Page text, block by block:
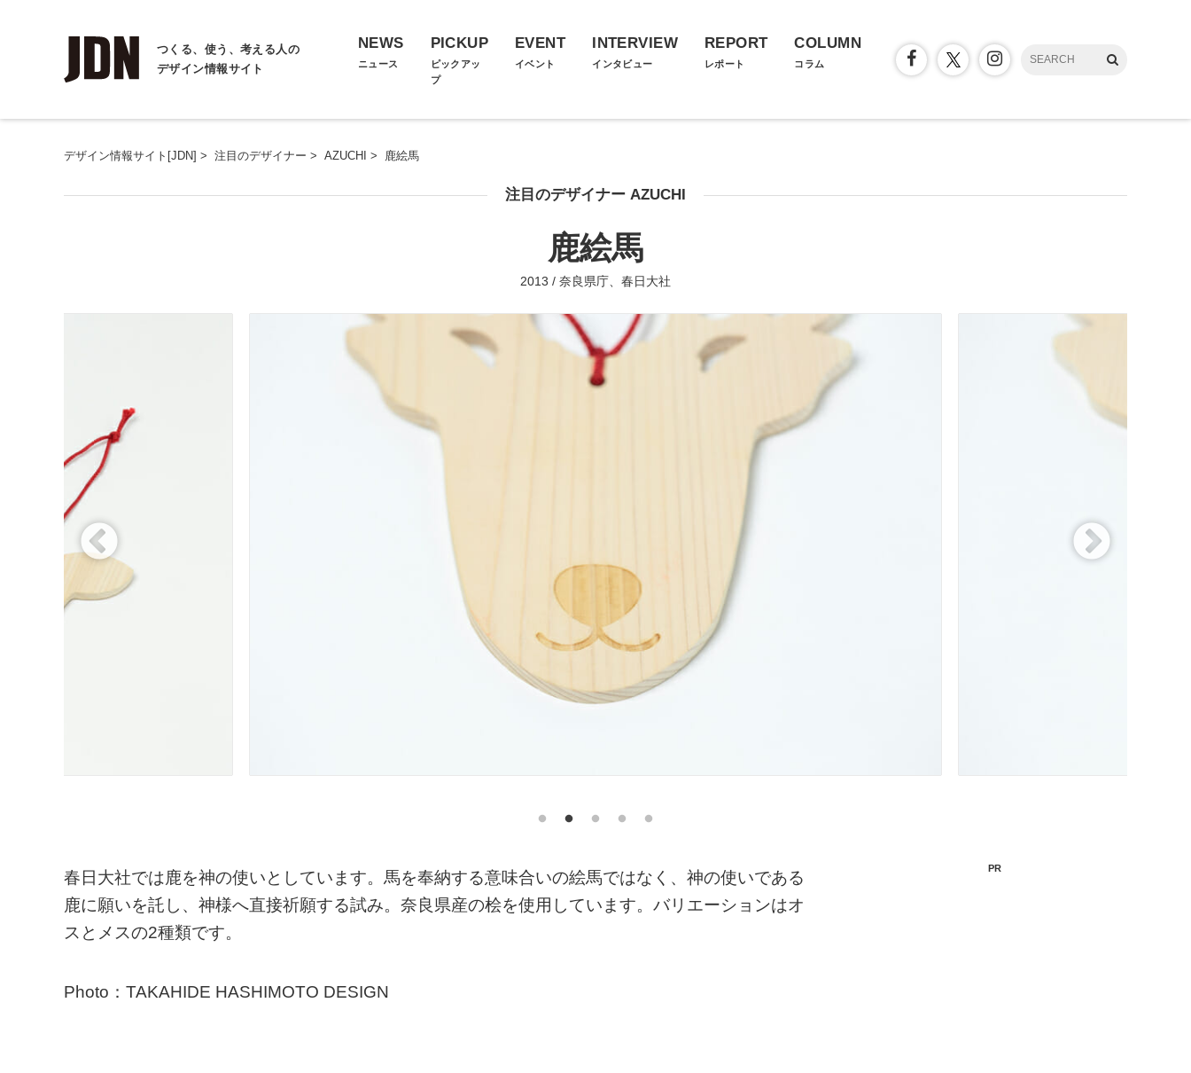
つくる、使う、考える人の
デザイン情報サイト
NEWS
ニュース
PICKUP
ピックアッ
プ
EVENT
イベント
INTERVIEW
インタビュー
REPORT
レポート
COLUMN
コラム
デザイン情報サイト[JDN] > 注目のデザイナー > AZUCHI > 鹿絵馬
注目のデザイナー AZUCHI
鹿絵馬
2013 / 奈良県庁、春日大社
春日大社では鹿を神の使いとしています。馬を奉納する意味合いの絵馬ではなく、神の使いである
鹿に願いを託し、神様へ直接祈願する試み。奈良県産の桧を使用しています。バリエーションはオ
スとメスの2種類です。
Photo：TAKAHIDE HASHIMOTO DESIGN
PR